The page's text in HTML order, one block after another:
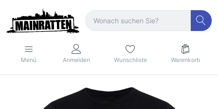
Menü Anmelden Wunschliste Warenkorb